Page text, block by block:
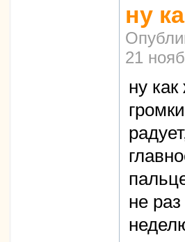
ну
21
ну
не